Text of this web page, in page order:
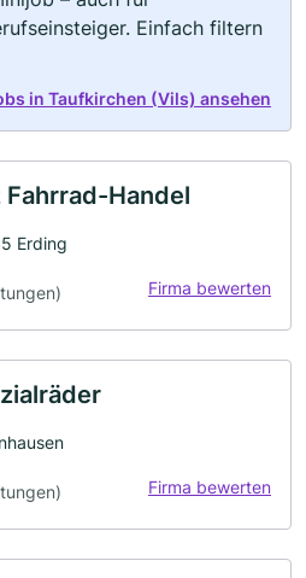
Einfach filtern
in Taufkirchen (Vils) ansehen
Handel
Erding
Firma bewerten
Firma bewerten